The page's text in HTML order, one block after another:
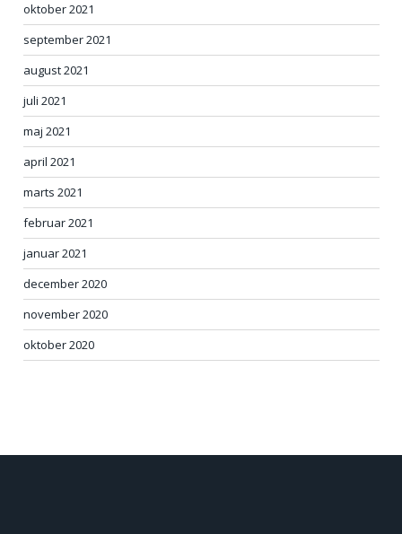
oktober 2021
september 2021
august 2021
juli 2021
maj 2021
april 2021
marts 2021
februar 2021
januar 2021
december 2020
november 2020
oktober 2020